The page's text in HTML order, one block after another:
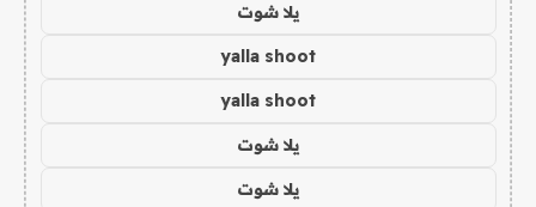
يلا شوت
yalla shoot
yalla shoot
يلا شوت
يلا شوت